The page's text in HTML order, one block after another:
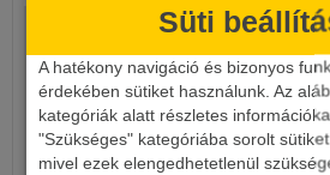
Süti
A hatékony navigáció és bizonyos
érdekében sütiket használunk. Az
kategóriák alatt részletes
"Szükséges" kategóriába sorolt
mivel ezek elengedhetetlenül